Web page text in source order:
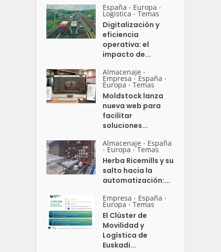
España • Europa •
Logistica • Temas
Digitalización y
eficiencia
operativa: el
impacto de...
Almacenaje •
Empresa • España •
Europa • Temas
Moldstock lanza
nueva web para
facilitar
soluciones...
Almacenaje • España
• Europa • Temas
Herba Ricemills y su
salto hacia la
automatización:...
Empresa • España •
Europa • Temas
El Clúster de
Movilidad y
Logística de
Euskadi...